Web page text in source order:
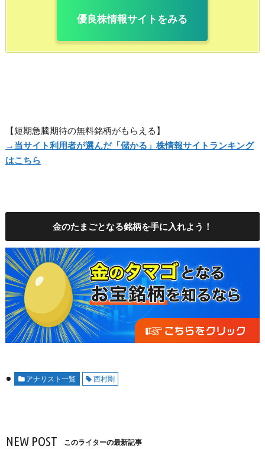
優良株情報サイトをみる
【短期急騰期待の無料銘柄がもらえる】
→ 当サイト利用者が選んだ「儲かる」株情報サイトランキング
はこちら
金のたまごとなる銘柄を手に入れよう！
アナリスト一覧 西村剛
NEW POST このライターの最新記事